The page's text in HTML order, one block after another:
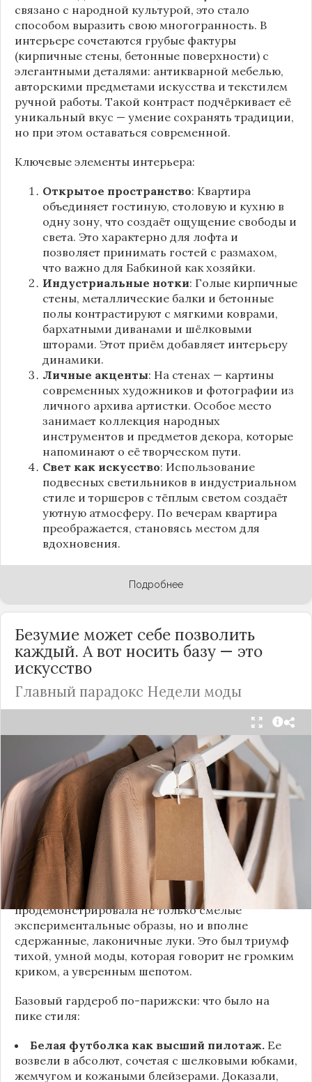
связано с народной культурой, это стало
способом выразить свою многогранность. В
интерьере сочетаются грубые фактуры
(кирпичные стены, бетонные поверхности) с
элегантными деталями: антикварной мебелью,
авторскими предметами искусства и текстилем
ручной работы. Такой контраст подчёркивает её
уникальный вкус — умение сохранять традиции,
но при этом оставаться современной.
Ключевые элементы интерьера:
Открытое пространство: Квартира
объединяет гостиную, столовую и кухню в
одну зону, что создаёт ощущение свободы и
света. Это характерно для лофта и
позволяет принимать гостей с размахом,
что важно для Бабкиной как хозяйки.
Индустриальные нотки: Голые кирпичные
стены, металлические балки и бетонные
полы контрастируют с мягкими коврами,
бархатными диванами и шёлковыми
шторами. Этот приём добавляет интерьеру
динамики.
Личные акценты: На стенах — картины
современных художников и фотографии из
личного архива артистки. Особое место
занимает коллекция народных
инструментов и предметов декора, которые
напоминают о её творческом пути.
Свет как искусство: Использование
подвесных светильников в индустриальном
стиле и торшеров с тёплым светом создаёт
уютную атмосферу. По вечерам квартира
преображается, становясь местом для
вдохновения.
Подробнее
Безумие может себе позволить
каждый. А вот носить базу — это
искусство
Главный парадокс Недели моды
Принято считать, что Неделя моды в Париже —
это исключительно про безумные тренды, на
которые обычный человек посмотрит с
недоумением. Но самый интересный тренд этого
сезона был обращен к реальной жизни. Показы
доказали: истинная роскошь и мастерство стиля
заключаются не в эпатаже, а в виртуозном
владении базовыми вещами.
Как тонко подметила автор канала «Деловая
косметичка», завершившаяся неделя моды
продемонстрировала не только смелые
экспериментальные образы, но и вполне
сдержанные, лаконичные луки. Это был триумф
тихой, умной моды, которая говорит не громким
криком, а уверенным шепотом.
Базовый гардероб по-парижски: что было на
пике стиля:
Белая футболка как высший пилотаж. Ее
возвели в абсолют, сочетая с шелковыми юбками,
жемчугом и кожаными блейзерами. Доказали,